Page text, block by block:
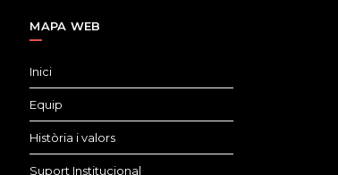
MAPA WEB
Inici
Equip
Història i valors
Suport Institucional